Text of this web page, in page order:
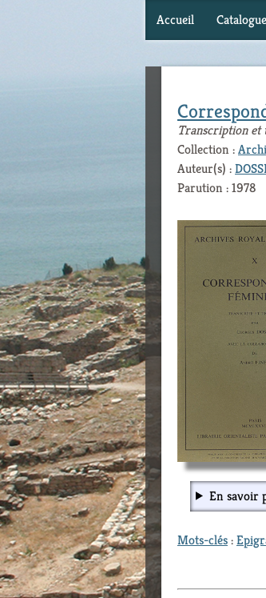
Accueil Catalogue
Transcription et
Collection :
Auteur(s) :
Parution : 1978
En savoir
Mots-clés: